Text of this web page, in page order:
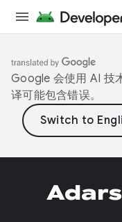
Google 会使用 AI 技
译可能包含错误。